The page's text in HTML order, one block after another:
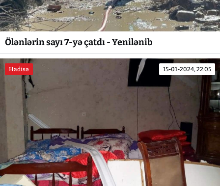
Ölənlərin sayı 7-yə çatdı - Yenilənib
Hadisə 15-01-2024, 22:05